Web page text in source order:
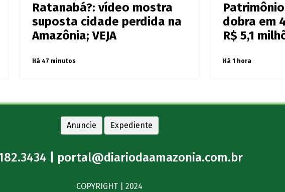
Ratanabá?: vídeo mostra
suposta cidade perdida na
Amazônia; VEJA
Há 47 minutos
dobra em
R$ 5,1
Há 1 hora
Anuncie Expediente
| portal@diariodaamazonia.com.br
COPYRIGHT | 2024